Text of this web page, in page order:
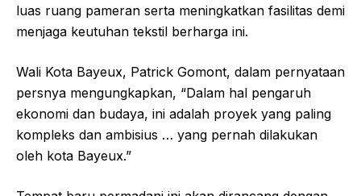
luas ruang pameran serta meningkatkan fasilitas demi
menjaga keutuhan tekstil berharga ini.
Wali Kota Bayeux, Patrick Gomont, dalam pernyataan
persnya mengungkapkan, “Dalam hal pengaruh
ekonomi dan budaya, ini adalah proyek yang paling
kompleks dan ambisius … yang pernah dilakukan
oleh kota Bayeux.”